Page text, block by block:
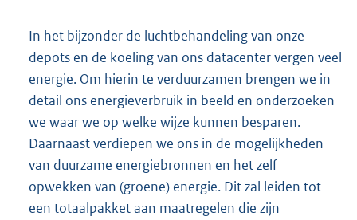
In het bijzonder de luchtbehandeling van onze
depots en de koeling van ons datacenter vergen veel
energie. Om hierin te verduurzamen brengen we in
detail ons energieverbruik in beeld en onderzoeken
we waar we op welke wijze kunnen besparen.
Daarnaast verdiepen we ons in de mogelijkheden
van duurzame energiebronnen en het zelf
opwekken van (groene) energie. Dit zal leiden tot
een totaalpakket aan maatregelen die zijn